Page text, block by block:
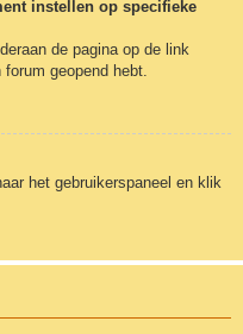
instellen op specifieke
de pagina op de link
geopend hebt.
het gebruikerspaneel en klik